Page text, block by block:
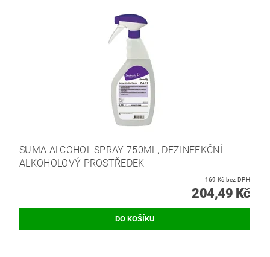
SUMA ALCOHOL SPRAY 750ML, DEZINFEKČNÍ
ALKOHOLOVÝ PROSTŘEDEK
169 Kč bez DPH
204,49 Kč